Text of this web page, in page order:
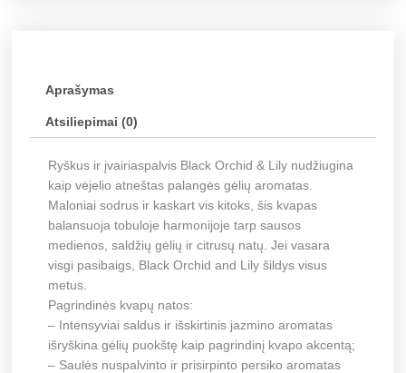
Aprašymas
Atsiliepimai (0)
Ryškus ir įvairiaspalvis Black Orchid & Lily nudžiugina
kaip vėjelio atneštas palangės gėlių aromatas.
Maloniai sodrus ir kaskart vis kitoks, šis kvapas
balansuoja tobuloje harmonijoje tarp sausos
medienos, saldžių gėlių ir citrusų natų. Jei vasara
visgi pasibaigs, Black Orchid and Lily šildys visus
metus.
Pagrindinės kvapų natos:
– Intensyviai saldus ir išskirtinis jazmino aromatas
išryškina gėlių puokštę kaip pagrindinį kvapo akcentą;
– Saulės nuspalvinto ir prisirpinto persiko aromatas